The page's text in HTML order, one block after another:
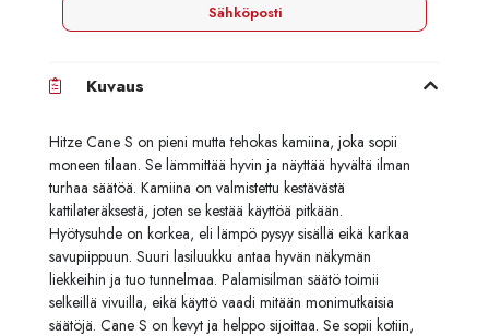
Sähköposti
Kuvaus
Hitze Cane S on pieni mutta tehokas kamiina, joka sopii
moneen tilaan. Se lämmittää hyvin ja näyttää hyvältä ilman
turhaa säätöä. Kamiina on valmistettu kestävästä
kattilateräksestä, joten se kestää käyttöä pitkään.
Hyötysuhde on korkea, eli lämpö pysyy sisällä eikä karkaa
savupiippuun. Suuri lasiluukku antaa hyvän näkymän
liekkeihin ja tuo tunnelmaa. Palamisilman säätö toimii
selkeillä vivuilla, eikä käyttö vaadi mitään monimutkaisia
säätöjä. Cane S on kevyt ja helppo sijoittaa. Se sopii kotiin,